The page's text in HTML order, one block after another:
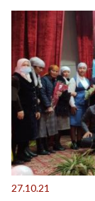
27.10.21